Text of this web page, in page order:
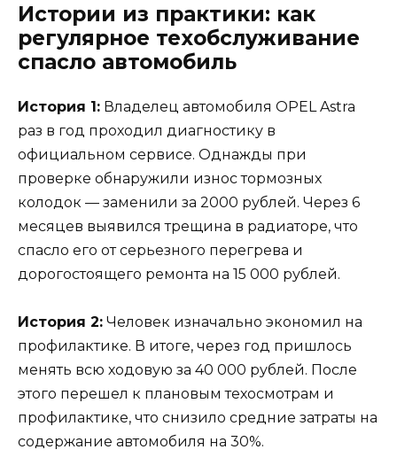
Истории из практики: как
регулярное техобслуживание
спасло автомобиль
История 1: Владелец автомобиля OPEL Astra
раз в год проходил диагностику в
официальном сервисе. Однажды при
проверке обнаружили износ тормозных
колодок — заменили за 2000 рублей. Через 6
месяцев выявился трещина в радиаторе, что
спасло его от серьезного перегрева и
дорогостоящего ремонта на 15 000 рублей.
История 2: Человек изначально экономил на
профилактике. В итоге, через год пришлось
менять всю ходовую за 40 000 рублей. После
этого перешел к плановым техосмотрам и
профилактике, что снизило средние затраты на
содержание автомобиля на 30%.